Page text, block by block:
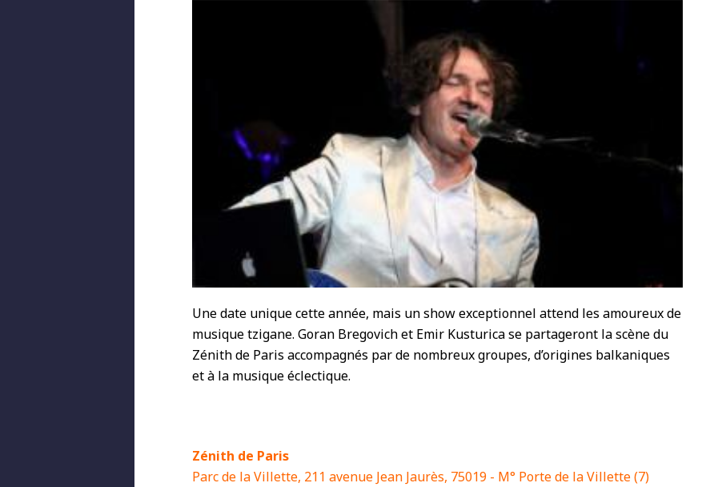
Une date unique cette année, mais un show exceptionnel attend les amoureux de
musique tzigane. Goran Bregovich et Emir Kusturica se partageront la scène du
Zénith de Paris accompagnés par de nombreux groupes, d’origines balkaniques
et à la musique éclectique.
Zénith de Paris
Parc de la Villette, 211 avenue Jean Jaurès, 75019 - M° Porte de la Villette (7)